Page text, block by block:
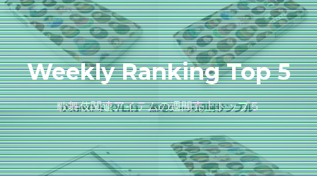
Weekly Ranking Top 5
歌舞伎関連アイテムの週間売上トップ５